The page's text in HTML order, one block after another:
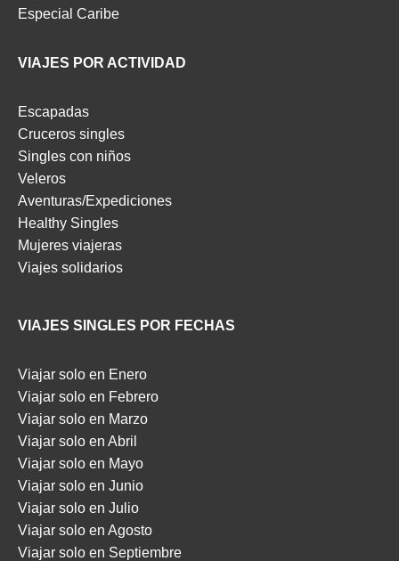
Especial Caribe
VIAJES POR ACTIVIDAD
Escapadas
Cruceros singles
Singles con niños
Veleros
Aventuras/Expediciones
Healthy Singles
Mujeres viajeras
Viajes solidarios
VIAJES SINGLES POR FECHAS
Viajar solo en Enero
Viajar solo en Febrero
Viajar solo en Marzo
Viajar solo en Abril
Viajar solo en Mayo
Viajar solo en Junio
Viajar solo en Julio
Viajar solo en Agosto
Viajar solo en Septiembre